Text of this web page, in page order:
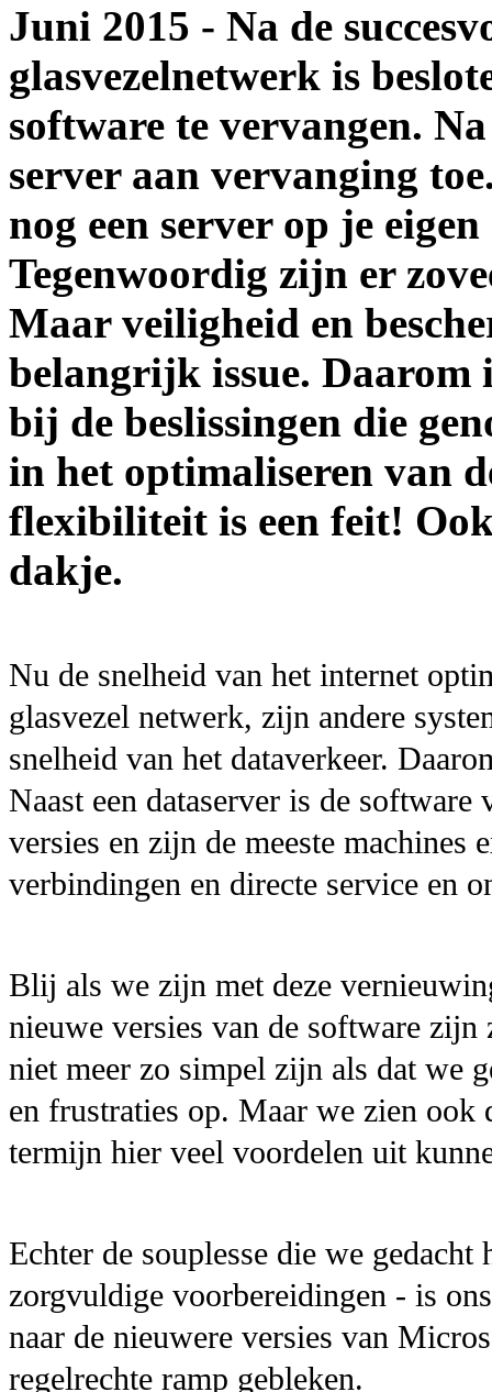
Juni 2015 - Na de
glasvezelnetwerk is
software te vervangen.
server aan vervanging
nog een server op je
Tegenwoordig zijn er
Maar veiligheid en
belangrijk issue. Daarom
bij de beslissingen die
in het optimaliseren van
flexibiliteit is een feit!
dakje.
Nu de snelheid van het internet
glasvezel netwerk, zijn andere
snelheid van het dataverkeer.
Naast een dataserver is de
versies en zijn de meeste machines
verbindingen en directe service en
Blij als we zijn met deze
nieuwe versies van de software
niet meer zo simpel zijn als dat we
en frustraties op. Maar we zien ook
termijn hier veel voordelen uit
Echter de souplesse die we
zorgvuldige voorbereidingen - is
naar de nieuwere versies van
regelrechte ramp gebleken.